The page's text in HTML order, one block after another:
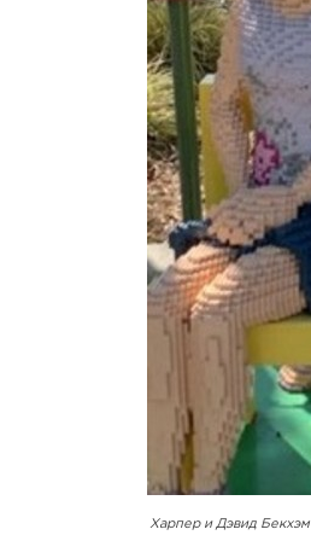
Харпер и Дэвид Бекхэм